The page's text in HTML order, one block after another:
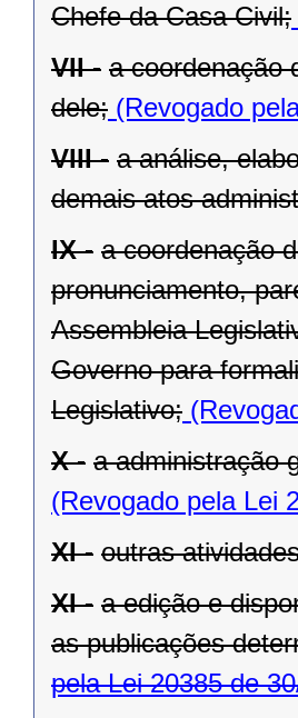
Chefe da Casa Civil;
VII - a coordenação
dele; (Revogado
VIII - a análise,
demais atos
IX - a coordenação
pronunciamento,
Assembleia
Governo para
Legislativo;
X - a administração
(Revogado pela Lei
XI - outras
XI - a edição e
as publicações
pela Lei 20385 de